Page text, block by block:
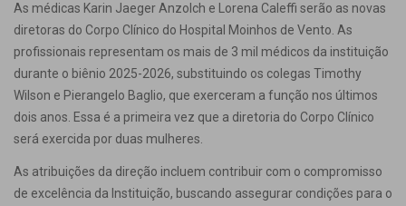
As médicas Karin Jaeger Anzolch e Lorena Caleffi serão as novas
diretoras do Corpo Clínico do Hospital Moinhos de Vento. As
profissionais representam os mais de 3 mil médicos da instituição
durante o biênio 2025-2026, substituindo os colegas Timothy
Wilson e Pierangelo Baglio, que exerceram a função nos últimos
dois anos. Essa é a primeira vez que a diretoria do Corpo Clínico
será exercida por duas mulheres.
As atribuições da direção incluem contribuir com o compromisso
de excelência da Instituição, buscando assegurar condições para o